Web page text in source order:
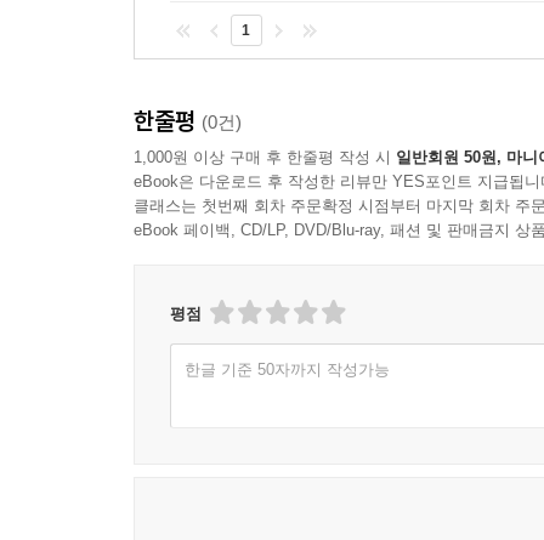
1
한줄평 (0건)
1,000원 이상 구매 후 한줄평 작성 시 일반회원 50원, 마니
eBook은 다운로드 후 작성한 리뷰만 YES포인트 지급됩니
클래스는 첫번째 회차 주문확정 시점부터 마지막 회차 주
eBook 페이백, CD/LP, DVD/Blu-ray, 패션 및 판매금지 상
평점
한글 기준 50자까지 작성가능